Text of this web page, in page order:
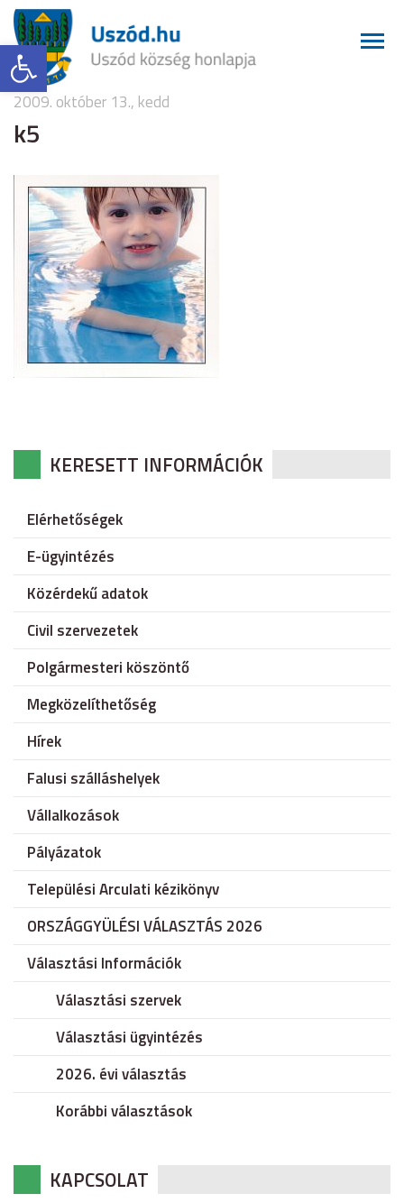
Eszköztár megnyitása
2009. október 13., kedd
k5
KERESETT INFORMÁCIÓK
Elérhetőségek
E-ügyintézés
Közérdekű adatok
Civil szervezetek
Polgármesteri köszöntő
Megközelíthetőség
Hírek
Falusi szálláshelyek
Vállalkozások
Pályázatok
Települési Arculati kézikönyv
ORSZÁGGYÜLÉSI VÁLASZTÁS 2026
Választási Információk
Választási szervek
Választási ügyintézés
2026. évi választás
Korábbi választások
KAPCSOLAT